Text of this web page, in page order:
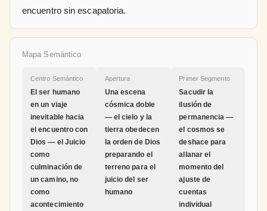
encuentro sin escapatoria.
Mapa Semántico
Centro Semántico
El ser humano
en un viaje
inevitable hacia
el encuentro con
Dios — el Juicio
como
culminación de
un camino, no
como
acontecimiento
Apertura
Una escena
cósmica doble
— el cielo y la
tierra obedecen
la orden de Dios
preparando el
terreno para el
juicio del ser
humano
Primer Segmento
Sacudir la
ilusión de
permanencia —
el cosmos se
deshace para
allanar el
momento del
ajuste de
cuentas
individual